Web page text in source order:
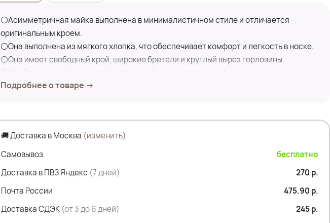
⚪Асимметричная майка выполнена в минималистичном стиле и отличается
оригинальным кроем.
⚪Она выполнена из мягкого хлопка, что обеспечивает комфорт и легкость в носке.
⚪Она имеет свободный крой, широкие бретели и круглый вырез горловины.
⚪Свободный крой делает её подходящей для повседневной носки, а
ассиметричный низ добавляет оригинальности и динамики образу. ⚪Майка
Состав:
100% Хлопок
Замеры по изделию:
ПОГ- 60 см
ПОБ- 63 см
Подробнее о товаре →
🚚 Доставка в Москва (изменить)
Самовывоз
бесплатно
Доставка в ПВЗ Яндекс (7 дней)
270 р.
Почта России
475.90 р.
Доставка СДЭК (от 3 до 6 дней)
245 р.